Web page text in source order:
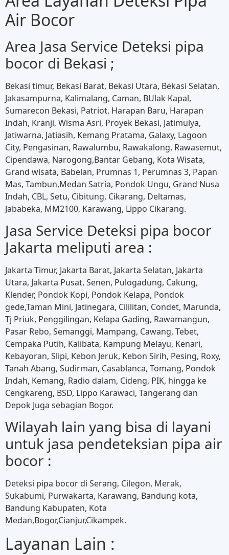
Air Bocor
Area Jasa Service Deteksi pipa
bocor di Bekasi ;
Bekasi timur, Bekasi Barat, Bekasi Utara, Bekasi Selatan,
Jakasampurna, Kalimalang, Caman, BUlak Kapal,
Sumarecon Bekasi, Patriot, Harapan Baru, Harapan
Indah, Kranji, Wisma Asri, Proyek Bekasi, Jatimulya,
Jatiwarna, Jatiasih, Kemang Pratama, Galaxy, Lagoon
City, Pengasinan, Rawalumbu, Rawakalong, Rawasemut,
Cipendawa, Narogong,Bantar Gebang, Kota Wisata,
Grand wisata, Babelan, Prumnas 1, Perumnas 3, Papan
Mas, Tambun,Medan Satria, Pondok Ungu, Grand Nusa
Indah, CBL, Setu, Cibitung, Cikarang, Deltamas,
Jababeka, MM2100, Karawang, Lippo Cikarang.
Jasa Service Deteksi pipa bocor
Jakarta meliputi area :
Jakarta Timur, Jakarta Barat, Jakarta Selatan, Jakarta
Utara, Jakarta Pusat, Senen, Pulogadung, Cakung,
Klender, Pondok Kopi, Pondok Kelapa, Pondok
gede,Taman Mini, Jatinegara, Cililitan, Condet, Marunda,
Tj Priuk, Penggilingan, Kelapa Gading, Rawamangun,
Pasar Rebo, Semanggi, Mampang, Cawang, Tebet,
Cempaka Putih, Kalibata, Kampung Melayu, Kenari,
Kebayoran, Slipi, Kebon Jeruk, Kebon Sirih, Pesing, Roxy,
Tanah Abang, Sudirman, Casablanca, Tomang, Pondok
Indah, Kemang, Radio dalam, Cideng, PIK, hingga ke
Cengkareng, BSD, Lippo Karawaci, Tangerang dan
Depok Juga sebagian Bogor.
Wilayah lain yang bisa di layani
untuk jasa pendeteksian pipa air
bocor :
Deteksi pipa bocor di Serang, Cilegon, Merak,
Sukabumi, Purwakarta, Karawang, Bandung kota,
Bandung Kabupaten, Kota
Medan,Bogor,Cianjur,Cikampek.
Layanan Lain :